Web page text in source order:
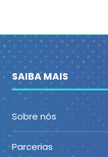
SAIBA MAIS
Sobre nós
Parcerias